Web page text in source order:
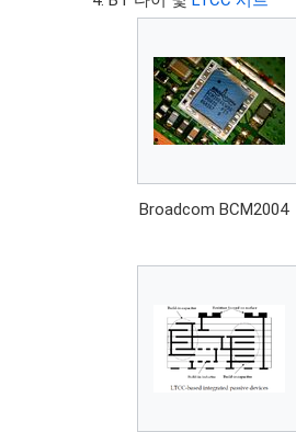
Broadcom BCM2004